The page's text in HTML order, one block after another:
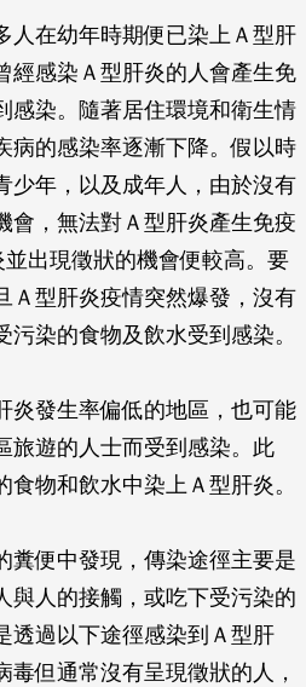
人在幼年時期便已染上Ａ型肝
經感染Ａ型肝炎的人會產生免
感染。隨著居住環境和衛生情
病的感染率逐漸下降。假以時
少年，以及成年人，由於沒有
會，無法對Ａ型肝炎產生免疫
出現徵狀的機會便較高。要
Ａ型肝炎疫情突然爆發，沒有
染的食物及飲水受到感染。
炎發生率偏低的地區，也可能
旅遊的人士而受到感染。此
物和飲水中染上Ａ型肝炎。
糞便中發現，傳染途徑主要是
與人的接觸，或吃下受污染的
透過以下途徑感染到Ａ型肝
毒但通常沒有呈現徵狀的人，